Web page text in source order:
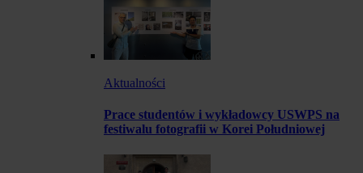
Aktualności
Prace studentów i wykładowcy USWPS na
festiwalu fotografii w Korei Południowej